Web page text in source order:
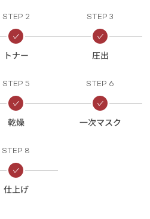
STEP 2
トナー
STEP 3
圧出
STEP 5
乾燥
STEP 6
一次マスク
STEP 8
仕上げ